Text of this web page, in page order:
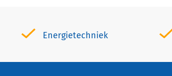
Energietechniek